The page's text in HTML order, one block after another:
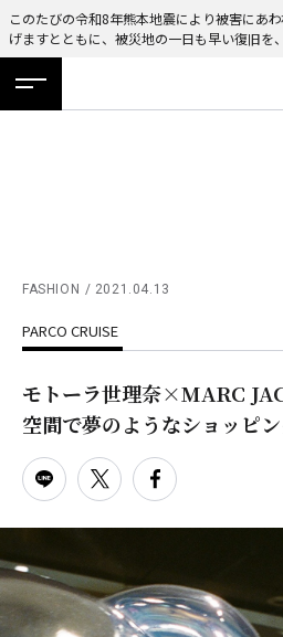
このたびの令和8年熊本地震により被害にあ
げますとともに、被災地の一日も早い復旧を
ホーム 特集 ニュース
ニュース
特集
TAX FREE
DELIVERY SERVICES
PARCOメンバーズ
オンラインストア
ENGLISH
繁体字
日本語
FASHION 2021.04.13
PARCO CRUISE
モトーラ世理奈×MARC
空間で夢のようなショッピ